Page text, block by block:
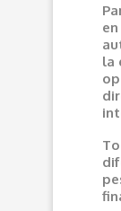
la